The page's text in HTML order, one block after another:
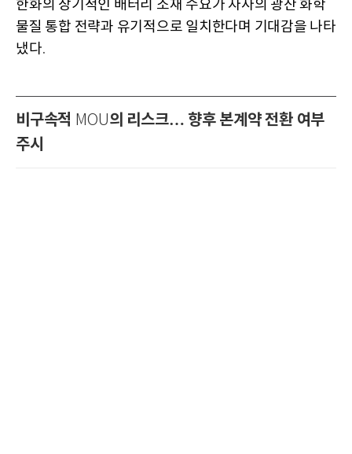
한화의 장기적인 배터리 소재 수요가 자사의 광산 화학
물질 통합 전략과 유기적으로 일치한다며 기대감을 나타
냈다.
비구속적 MOU의 리스크… 향후 본계약 전환 여부
주시